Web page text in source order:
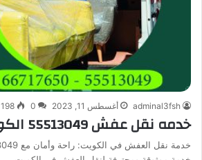
adminal3fsh أغسطس 11, 2023 0
198
خدمه نقل عفش 55513049 الكويت